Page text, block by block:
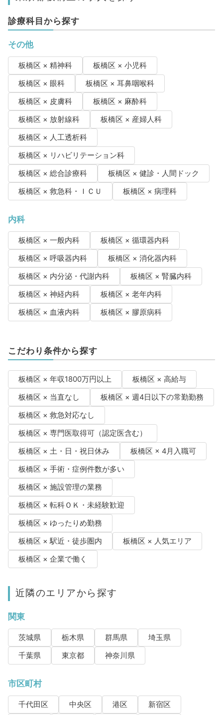
診療科目から探す
その他
板橋区 × 精神科
板橋区 × 小児科
板橋区 × 眼科
板橋区 × 耳鼻咽喉科
板橋区 × 皮膚科
板橋区 × 麻酔科
板橋区 × 放射線科
板橋区 × 産婦人科
板橋区 × 人工透析科
板橋区 × リハビリテーション科
板橋区 × 総合診療科
板橋区 × 健診・人間ドック
板橋区 × 救急科・ＩＣＵ
板橋区 × 病理科
内科
板橋区 × 一般内科
板橋区 × 循環器内科
板橋区 × 呼吸器内科
板橋区 × 消化器内科
板橋区 × 内分泌・代謝内科
板橋区 × 腎臓内科
板橋区 × 神経内科
板橋区 × 老年内科
板橋区 × 血液内科
板橋区 × 膠原病科
こだわり条件から探す
板橋区 × 年収1800万円以上
板橋区 × 高給与
板橋区 × 当直なし
板橋区 × 週4日以下の常勤勤務
板橋区 × 救急対応なし
板橋区 × 専門医取得可（認定医含む）
板橋区 × 土・日・祝日休み
板橋区 × 4月入職可
板橋区 × 手術・症例件数が多い
板橋区 × 施設管理の業務
板橋区 × 転科ＯＫ・未経験歓迎
板橋区 × ゆったりめ勤務
板橋区 × 駅近・徒歩圏内
板橋区 × 人気エリア
板橋区 × 企業で働く
近隣のエリアから探す
関東
茨城県 栃木県 群馬県
埼玉県
千葉県
東京都 神奈川県
市区町村
千代田区 中央区 港区
新宿区